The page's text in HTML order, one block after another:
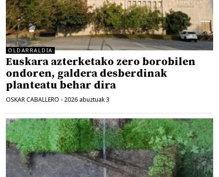
OLDARRALDIA
Euskara azterketako zero borobilen
ondoren, galdera desberdinak
planteatu behar dira
OSKAR CABALLERO - 2026 abuztuak 3